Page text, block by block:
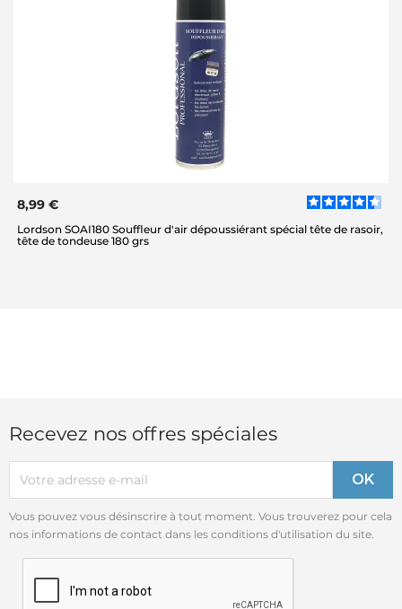
8,99 €
Lordson SOAI180 Souffleur d'air dépoussiérant spécial tête de rasoir,
tête de tondeuse 180 grs
Recevez nos offres spéciales
Vous pouvez vous désinscrire à tout moment. Vous trouverez pour cela
nos informations de contact dans les conditions d'utilisation du site.